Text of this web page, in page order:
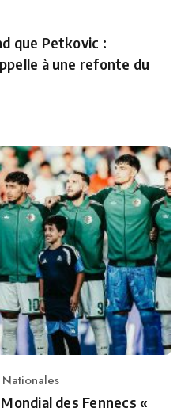
que Petkovic :
à une refonte du
des Fennecs «